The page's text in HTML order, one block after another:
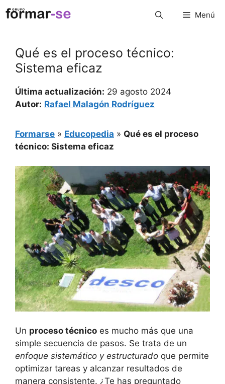
Saltar
al
Menú
Qué es el proceso técnico:
Sistema eficaz
Última actualización: 29 agosto 2024
Autor: Rafael Malagón Rodríguez
Formarse » Educopedia » Qué es el proceso
técnico: Sistema eficaz
Un proceso técnico es mucho más que una
simple secuencia de pasos. Se trata de un
enfoque sistemático y estructurado que permite
optimizar tareas y alcanzar resultados de
manera consistente. ¿Te has preguntado